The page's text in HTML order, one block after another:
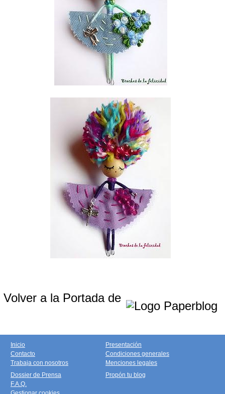
Volver a la Portada de
Inicio
Contacto
Trabaja con nosotros
Presentación
Condiciones generales
Menciones legales
Dossier de Prensa
F.A.Q.
Propón tu blog